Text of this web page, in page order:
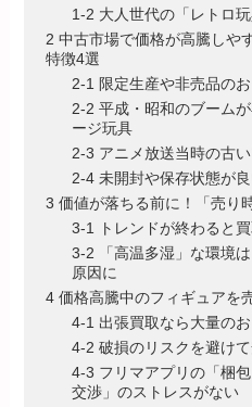
1-2 大人世代の「レトロ
2 中古市場で価格が高騰しや
特徴4選
2-1 限定生産や非売品の
2-2 平成・昭和のブーム
ージ玩具
2-3 アニメ放送当時の古
2-4 未開封や保存状態が
3 価値が落ちる前に！「売り
3-1 トレンドが終わると
3-2 「高温多湿」な環境
原因に
4 価格高騰中のフィギュアを
4-1 出張買取なら大量の
4-2 破損のリスクを避け
4-3 フリマアプリの「梱
交渉」のストレスがない